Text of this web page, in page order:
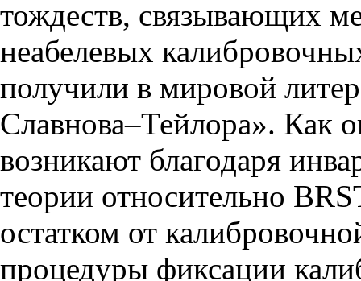
тождеств, связывающих
неабелевых
получили в мировой
Славнова–Тейлора». Как
возникают благодаря
теории относительно
остатком от
процедуры фиксации